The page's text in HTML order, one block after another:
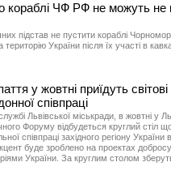
кораблі ЧФ РФ не можуть не
підстав не пустити кораблі
територію України після їх участі в
у жовтні приїдуть
співпраці
Львівської міськради, в жовтні у
Форуму відбудеться круглий стіл
співпраці західного регіону України
буде зроблено на проектах
України. За круглим столом